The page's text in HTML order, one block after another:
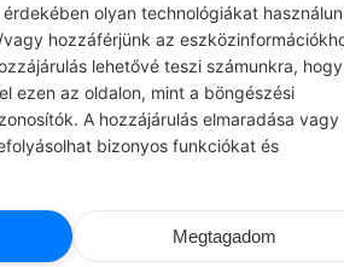
olyan technológiákat
hozzáférjünk az
lehetővé teszi számunkra, hogy
ezen az oldalon, mint a böngészési
A hozzájárulás elmaradása vagy
bizonyos funkciókat és
Megtagadom